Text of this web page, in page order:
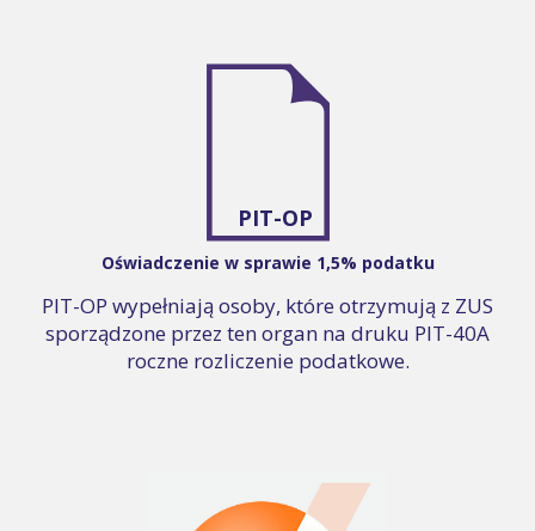
PIT-OP
Oświadczenie w sprawie 1,5% podatku
PIT-OP wypełniają osoby, które otrzymują z ZUS
sporządzone przez ten organ na druku PIT-40A
roczne rozliczenie podatkowe.